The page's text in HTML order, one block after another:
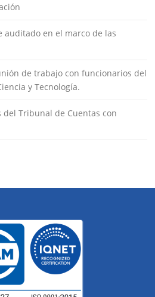
auditado en el marco de las
de trabajo con funcionarios del
y Tecnología.
Tribunal de Cuentas con